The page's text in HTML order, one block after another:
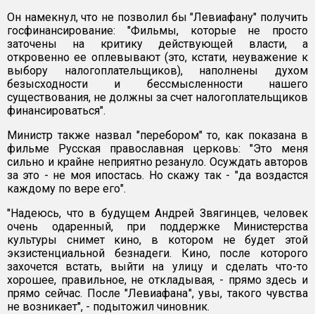
Он намекнул, что не позволил бы "Левиафану" получить
госфинансирование: "Фильмы, которые не просто
заточены на критику действующей власти, а
откровенно ее оплевывают (это, кстати, неуважение к
выбору налогоплательщиков), наполнены духом
безысходности и бессмысленности нашего
существования, не должны за счет налогоплательщиков
финансироваться".
Министр также назвал "перебором" то, как показана в
фильме Русская православная церковь: "Это меня
сильно и крайне неприятно резануло. Осуждать авторов
за это - не моя ипостась. Но скажу так - "да воздастся
каждому по вере его".
"Надеюсь, что в будущем Андрей Звягинцев, человек
очень одаренный, при поддержке Министерства
культуры снимет кино, в котором не будет этой
экзистенциальной безнадеги. Кино, после которого
захочется встать, выйти на улицу и сделать что-то
хорошее, правильное, не откладывая, - прямо здесь и
прямо сейчас. После "Левиафана", увы, такого чувства
не возникает", - подытожил чиновник.